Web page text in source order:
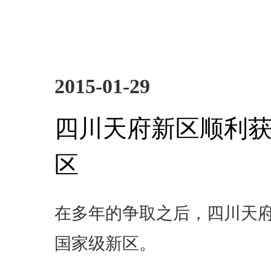
2015-01-29
四川天府新区顺利
区
在多年的争取之后，四川天
国家级新区。